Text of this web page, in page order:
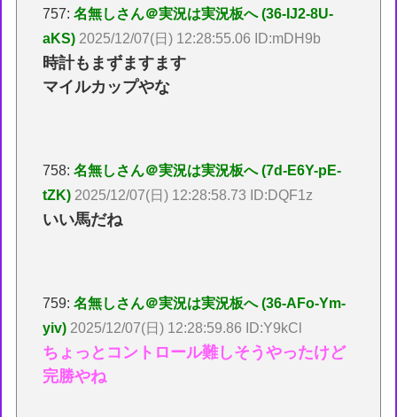
757:名無しさん＠実況は実況板へ (36-IJ2-8U-
aKS) 2025/12/07(日) 12:28:55.06 ID:mDH9b
時計もまずますます
マイルカップやな
758:名無しさん＠実況は実況板へ (7d-E6Y-pE-
tZK) 2025/12/07(日) 12:28:58.73 ID:DQF1z
いい馬だね
759:名無しさん＠実況は実況板へ (36-AFo-Ym-
yiv) 2025/12/07(日) 12:28:59.86 ID:Y9kCl
ちょっとコントロール難しそうやったけど
完勝やね